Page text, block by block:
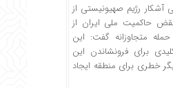
آشکار رژیم صهیونیستی از
حاکمیت ملی ایران از
متجاوزانه گفت: این
برای فرونشاندن این
خطری برای منطقه ایجاد